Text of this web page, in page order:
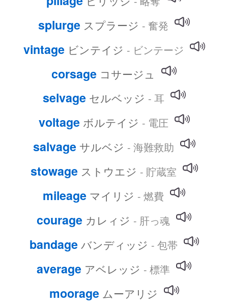
splurge スプラージ - 奮発
vintage ビンテイジ - ビンテージ
corsage コサージュ
selvage セルベッジ - 耳
voltage ボルテイジ - 電圧
salvage サルベジ - 海難救助
stowage ストウエジ - 貯蔵室
mileage マイリジ - 燃費
courage カレィジ - 肝っ魂
bandage バンディッジ - 包帯
average アベレッジ - 標準
moorage ムーアリジ